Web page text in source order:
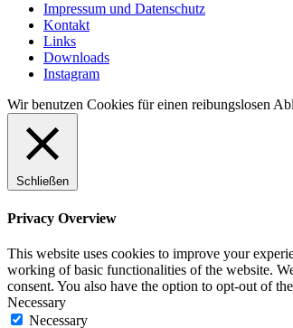
Impressum und Datenschutz
Kontakt
Links
Downloads
Instagram
Wir benutzen Cookies für einen reibungslosen
Schließen
Privacy Overview
This website uses cookies to improve your
working of basic functionalities of the website.
consent. You also have the option to opt-out of
Necessary
Necessary